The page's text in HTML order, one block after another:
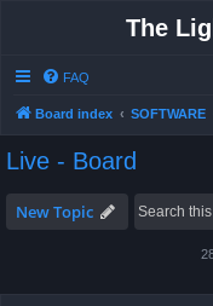
The
FAQ
Board index SOFTWARE
Live - Board
New Topic